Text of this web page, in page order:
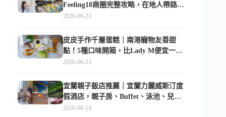
Feeling18商圈完整攻略，在地人帶路這
樣逛
2026-06-23
皮皮手作千層蛋糕｜南港寵物友善甜
點！5種口味開箱，比Lady M便宜一半
的台北隱藏版
2026-06-23
宜蘭親子飯店推薦｜宜蘭力麗威斯汀度
假酒店，親子房、Buffet、泳池、兒童
俱樂部超適合放電
2026-06-14